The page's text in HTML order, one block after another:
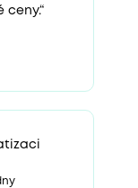
ceny.“